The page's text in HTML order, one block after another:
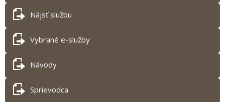
Nájsť službu
Vybrané e-služby
Návody
Sprievodca